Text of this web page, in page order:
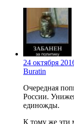
24 октября
Buratin
Очередная
России.
единожды.
К тому же эти